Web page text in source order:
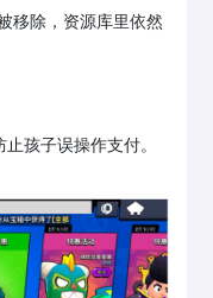
移除，资源库里依然
孩子误操作支付。